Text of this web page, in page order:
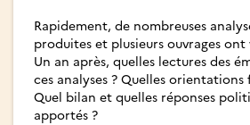
Rapidement, de nombreuses
produites et plusieurs ouvrages ont
Un an après, quelles lectures des
ces analyses ? Quelles orientations
Quel bilan et quelles réponses
apportés ?